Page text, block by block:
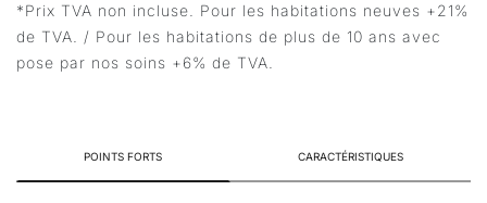
*Prix TVA non incluse. Pour les habitations neuves +21%
de TVA. / Pour les habitations de plus de 10 ans avec
pose par nos soins +6% de TVA.
POINTS FORTS CARACTÉRISTIQUES